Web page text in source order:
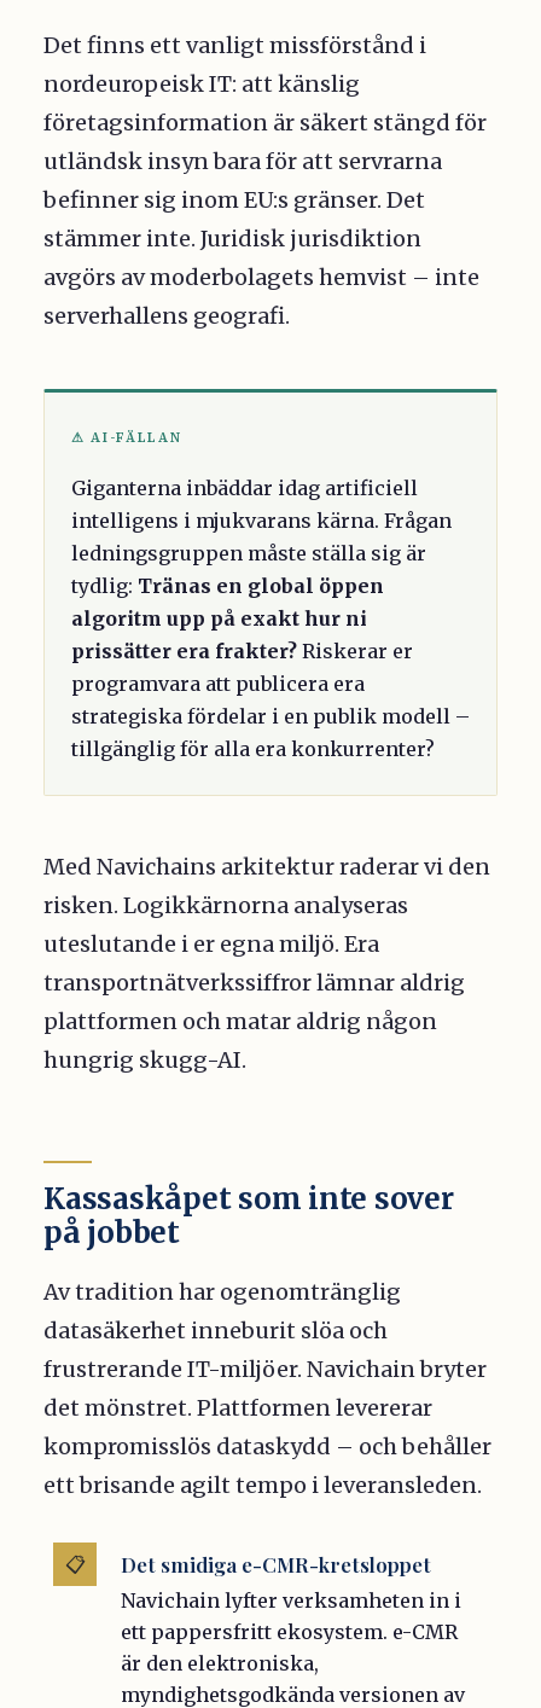
Det finns ett vanligt missförstånd i
nordeuropeisk IT: att känslig
företagsinformation är säkert stängd för
utländsk insyn bara för att servrarna
befinner sig inom EU:s gränser. Det
stämmer inte. Juridisk jurisdiktion
avgörs av moderbolagets hemvist – inte
serverhallens geografi.
⚠ AI-FÄLLAN
Giganterna inbäddar idag artificiell
intelligens i mjukvarans kärna. Frågan
ledningsgruppen måste ställa sig är
tydlig: Tränas en global öppen
algoritm upp på exakt hur ni
prissätter era frakter? Riskerar er
programvara att publicera era
strategiska fördelar i en publik modell –
tillgänglig för alla era konkurrenter?
Med Navichains arkitektur raderar vi den
risken. Logikkärnorna analyseras
uteslutande i er egna miljö. Era
transportnätverkssiffror lämnar aldrig
plattformen och matar aldrig någon
hungrig skugg-AI.
Kassaskåpet som inte sover
på jobbet
Av tradition har ogenomtränglig
datasäkerhet inneburit slöa och
frustrerande IT-miljöer. Navichain bryter
det mönstret. Plattformen levererar
kompromisslös dataskydd – och behåller
ett brisande agilt tempo i leveransleden.
📋 Det smidiga e-CMR-kretsloppet
Navichain lyfter verksamheten in i
ett pappersfritt ekosystem. e-CMR
är den elektroniska,
myndighetsgodkända versionen av